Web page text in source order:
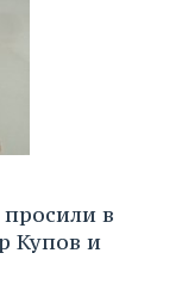
в
Купов и